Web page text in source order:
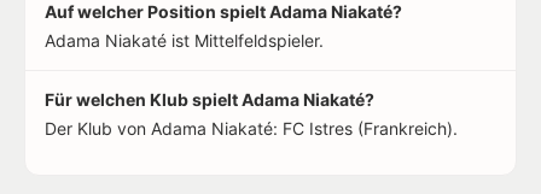
Auf welcher Position spielt Adama Niakaté?
Adama Niakaté ist Mittelfeldspieler.
Für welchen Klub spielt Adama Niakaté?
Der Klub von Adama Niakaté: FC Istres (Frankreich).